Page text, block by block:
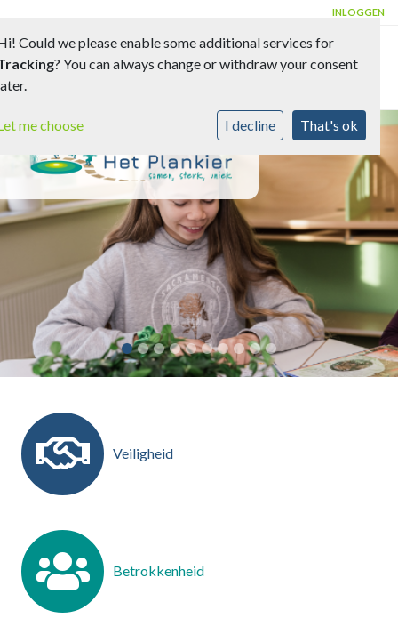
INLOGGEN
Toggle
Veiligheid
Betrokkenheid
Could we please enable some additional services for
? You can always change or withdraw your consent
me choose I decline That's ok